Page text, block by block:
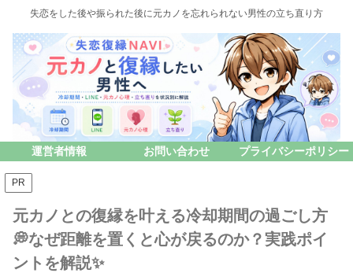
失恋をした後や振られた後に元カノを忘れられない男性の立ち直り方
運営者情報 お問い合わせ プライバシーポリシー
PR
元カノとの復縁を叶える冷却期間の過ごし方
💭なぜ距離を置くと心が戻るのか？実践ポイ
ントを解説✨